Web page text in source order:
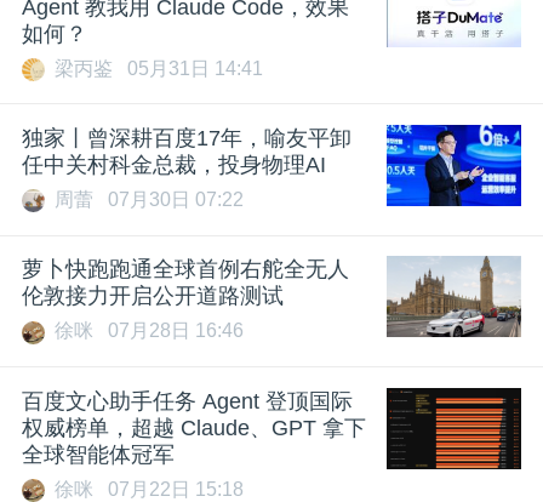
Agent 教我用 Claude Code，效果
如何？
梁丙鉴 05月31日 14:41
独家丨曾深耕百度17年，喻友平卸
任中关村科金总裁，投身物理AI
周蕾 07月30日 07:22
萝卜快跑跑通全球首例右舵全无人
伦敦接力开启公开道路测试
徐咪 07月28日 16:46
百度文心助手任务 Agent 登顶国际
权威榜单，超越 Claude、GPT 拿下
全球智能体冠军
徐咪 07月22日 15:18